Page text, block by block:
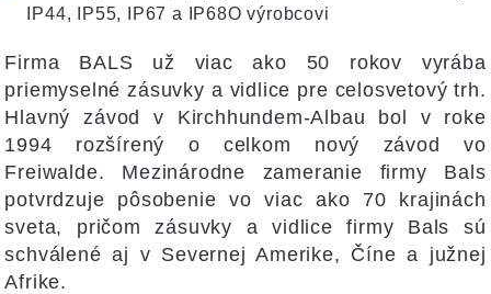
IP44, IP55, IP67 a IP68O výrobcovi
Firma BALS už viac ako 50 rokov vyrába
priemyselné zásuvky a vidlice pre celosvetový trh.
Hlavný závod v Kirchhundem-Albau bol v roke
1994 rozšírený o celkom nový závod vo
Freiwalde. Mezinárodne zameranie firmy Bals
potvrdzuje pôsobenie vo viac ako 70 krajinách
sveta, pričom zásuvky a vidlice firmy Bals sú
schválené aj v Severnej Amerike, Číne a južnej
Afrike.